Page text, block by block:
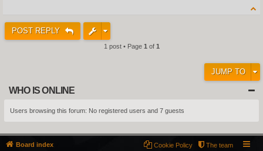
POST REPLY
1 post • Page 1 of 1
JUMP TO
WHO IS ONLINE
Users browsing this forum: No registered users and 7 guests
Board index The team
Cookie Policy